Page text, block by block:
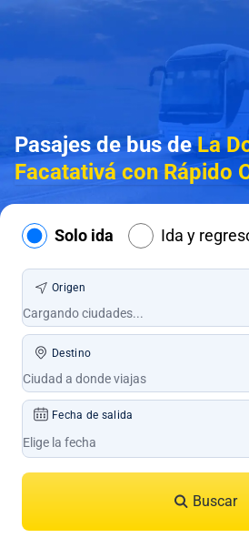
Pasajes de bus deLa
Facatativá con Rápido
Solo ida Ida y
Origen
Destino
Fecha de salida
Buscar